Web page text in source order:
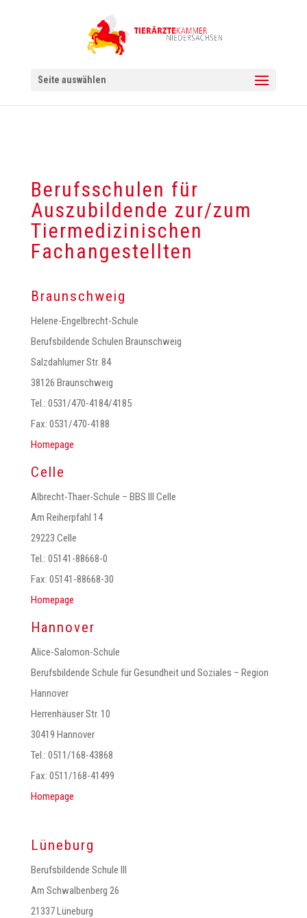
Seite auswählen
Berufsschulen für
Auszubildende zur/zum
Tiermedizinischen
Fachangestellten
Braunschweig
Helene-Engelbrecht-Schule
Berufsbildende Schulen Braunschweig
Salzdahlumer Str. 84
38126 Braunschweig
Tel.: 0531/470-4184/4185
Fax: 0531/470-4188
Homepage
Celle
Albrecht-Thaer-Schule – BBS III Celle
Am Reiherpfahl 14
29223 Celle
Tel.: 05141-88668-0
Fax: 05141-88668-30
Homepage
Hannover
Alice-Salomon-Schule
Berufsbildende Schule für Gesundheit und Soziales – Region
Hannover
Herrenhäuser Str. 10
30419 Hannover
Tel.: 0511/168-43868
Fax: 0511/168-41499
Homepage
Lüneburg
Berufsbildende Schule III
Am Schwalbenberg 26
21337 Lüneburg